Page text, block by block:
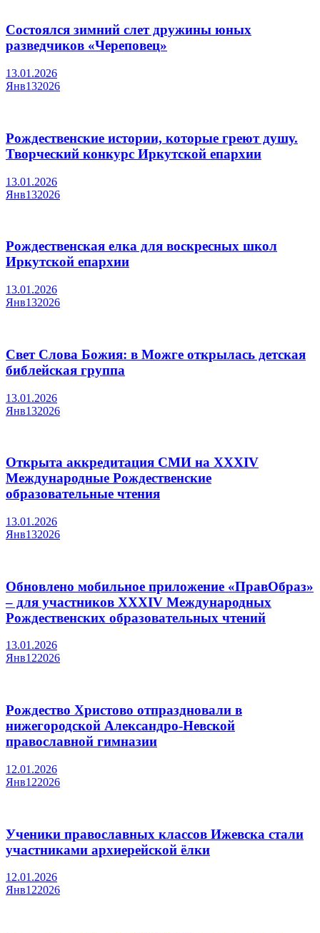
Состоялся зимний слет дружины юных
разведчиков «Череповец»
13.01.2026
Янв132026
Рождественские истории, которые греют душу.
Творческий конкурс Иркутской епархии
13.01.2026
Янв132026
Рождественская елка для воскресных школ
Иркутской епархии
13.01.2026
Янв132026
Свет Слова Божия: в Можге открылась детская
библейская группа
13.01.2026
Янв132026
Открыта аккредитация СМИ на XXXIV
Международные Рождественские
образовательные чтения
13.01.2026
Янв132026
Обновлено мобильное приложение «ПравОбраз»
– для участников XXXIV Международных
Рождественских образовательных чтений
13.01.2026
Янв122026
Рождество Христово отпраздновали в
нижегородской Александро-Невской
православной гимназии
12.01.2026
Янв122026
Ученики православных классов Ижевска стали
участниками архиерейской ёлки
12.01.2026
Янв122026